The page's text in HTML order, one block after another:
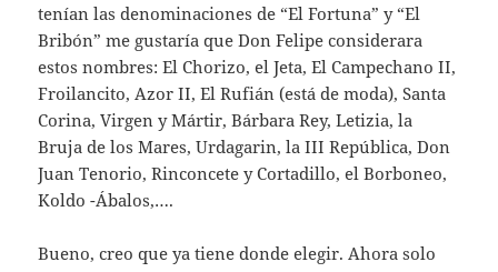
tenían las denominaciones de “El Fortuna” y “El
Bribón” me gustaría que Don Felipe considerara
estos nombres: El Chorizo, el Jeta, El Campechano II,
Froilancito, Azor II, El Rufián (está de moda), Santa
Corina, Virgen y Mártir, Bárbara Rey, Letizia, la
Bruja de los Mares, Urdagarin, la III República, Don
Juan Tenorio, Rinconcete y Cortadillo, el Borboneo,
Koldo -Ábalos,….
Bueno, creo que ya tiene donde elegir. Ahora solo